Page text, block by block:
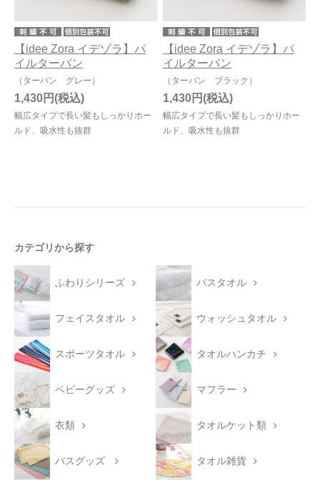
【idee Zora イデゾラ】パ
イルターバン
（ターバン グレー）
幅広タイプで長い髪もしっかりホー
ルド、吸水性も抜群
1,430円
【idee Zora イデゾラ】パ
イルターバン
（ターバン ブラック）
幅広タイプで長い髪もしっかりホー
ルド、吸水性も抜群
1,430円
カテゴリから探す
ふわりシリーズ バスタオル
フェイスタオル ウォッシュタオル
スポーツタオル タオルハンカチ
ベビーグッズ マフラー
衣類 タオルケット類
バスグッズ タオル雑貨